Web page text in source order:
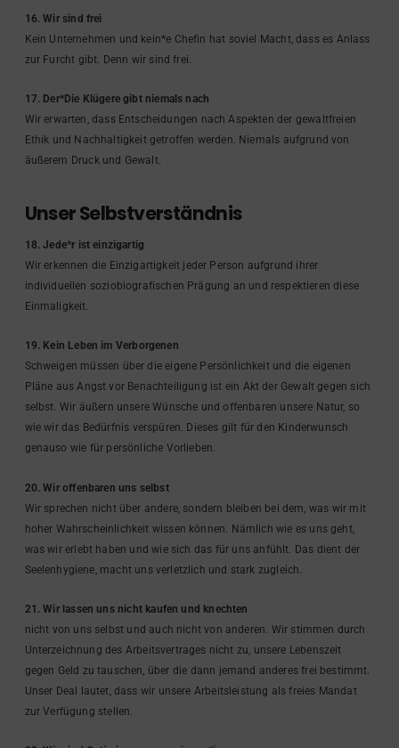
16. Wir sind frei
Kein Unternehmen und kein*e Chefin hat soviel Macht, dass es Anlass
zur Furcht gibt. Denn wir sind frei.
17. Der*Die Klügere gibt niemals nach
Wir erwarten, dass Entscheidungen nach Aspekten der gewaltfreien
Ethik und Nachhaltigkeit getroffen werden. Niemals aufgrund von
äußerem Druck und Gewalt.
Unser Selbstverständnis
18. Jede*r ist einzigartig
Wir erkennen die Einzigartigkeit jeder Person aufgrund ihrer
individuellen soziobiografischen Prägung an und respektieren diese
Einmaligkeit.
19. Kein Leben im Verborgenen
Schweigen müssen über die eigene Persönlichkeit und die eigenen
Pläne aus Angst vor Benachteiligung ist ein Akt der Gewalt gegen sich
selbst. Wir äußern unsere Wünsche und offenbaren unsere Natur, so
wie wir das Bedürfnis verspüren. Dieses gilt für den Kinderwunsch
genauso wie für persönliche Vorlieben.
20. Wir offenbaren uns selbst
Wir sprechen nicht über andere, sondern bleiben bei dem, was wir mit
hoher Wahrscheinlichkeit wissen können. Nämlich wie es uns geht,
was wir erlebt haben und wie sich das für uns anfühlt. Das dient der
Seelenhygiene, macht uns verletzlich und stark zugleich.
21. Wir lassen uns nicht kaufen und knechten
nicht von uns selbst und auch nicht von anderen. Wir stimmen durch
Unterzeichnung des Arbeitsvertrages nicht zu, unsere Lebenszeit
gegen Geld zu tauschen, über die dann jemand anderes frei bestimmt.
Unser Deal lautet, dass wir unsere Arbeitsleistung als freies Mandat
zur Verfügung stellen.